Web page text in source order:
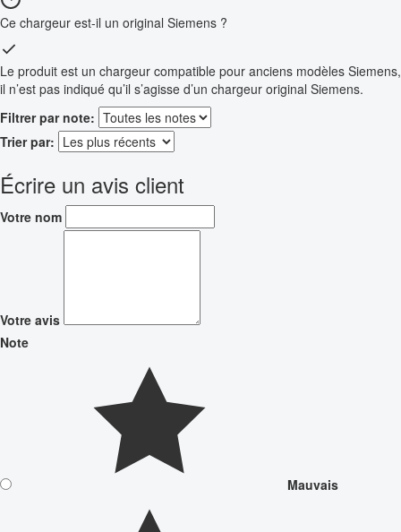
Ce chargeur est-il un original Siemens ?
Le produit est un chargeur compatible pour anciens modèles Siemens,
il n’est pas indiqué qu’il s’agisse d’un chargeur original Siemens.
Filtrer par note:
Trier par:
Écrire un avis client
Votre nom
Votre avis
Note
Mauvais